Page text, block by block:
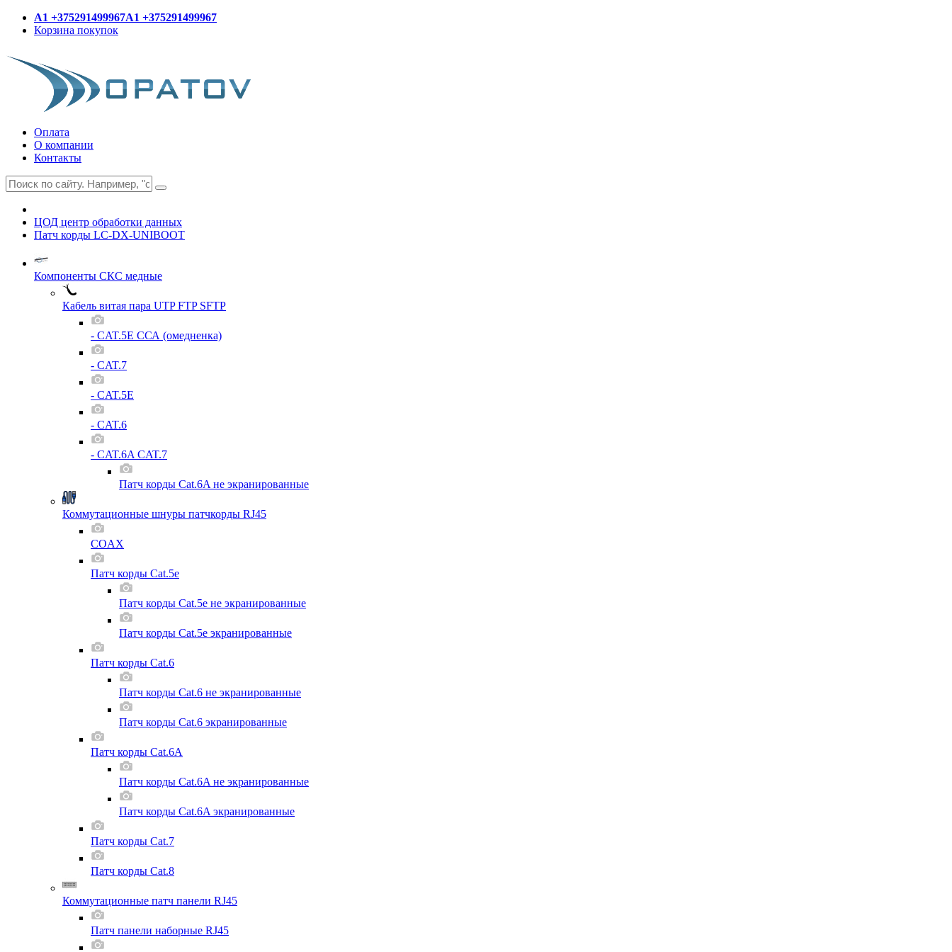
A1 +375291499967A1 +375291499967
Корзина покупок
Оплата
О компании
Контакты
ЦОД центр обработки данных
Патч корды LC-DX-UNIBOOT
Компоненты СКС медные
Кабель витая пара UTP FTP SFTP
- CAT.5E ССА (омедненка)
- CAT.7
- CAT.5E
- CAT.6
- CAT.6A CAT.7
Патч корды Cat.6A не экранированные
Коммутационные шнуры патчкорды RJ45
COAX
Патч корды Cat.5e
Патч корды Cat.5e не экранированные
Патч корды Cat.5e экранированные
Патч корды Cat.6
Патч корды Cat.6 не экранированные
Патч корды Cat.6 экранированные
Патч корды Cat.6A
Патч корды Cat.6A не экранированные
Патч корды Cat.6A экранированные
Патч корды Cat.7
Патч корды Cat.8
Коммутационные патч панели RJ45
Патч панели наборные RJ45